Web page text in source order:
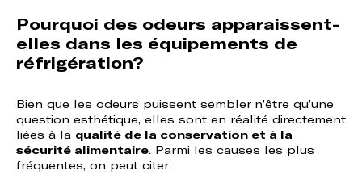
Pourquoi des odeurs apparaissent-
elles dans les équipements de
réfrigération?
Bien que les odeurs puissent sembler n’être qu’une
question esthétique, elles sont en réalité directement
liées à la qualité de la conservation et à la
sécurité alimentaire. Parmi les causes les plus
fréquentes, on peut citer: